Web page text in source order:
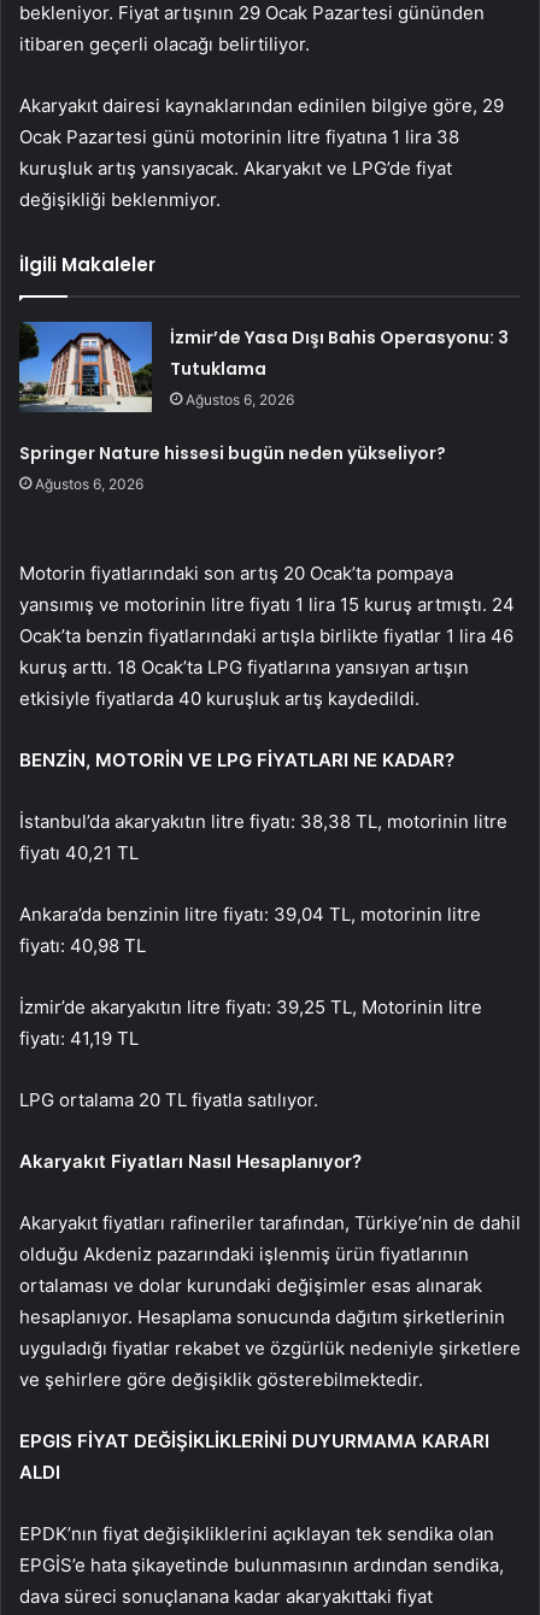
bekleniyor. Fiyat artışının 29 Ocak Pazartesi gününden
itibaren geçerli olacağı belirtiliyor.
Akaryakıt dairesi kaynaklarından edinilen bilgiye göre, 29
Ocak Pazartesi günü motorinin litre fiyatına 1 lira 38
kuruşluk artış yansıyacak. Akaryakıt ve LPG’de fiyat
değişikliği beklenmiyor.
İlgili Makaleler
İzmir’de Yasa Dışı Bahis Operasyonu: 3
Tutuklama
Ağustos 6, 2026
Springer Nature hissesi bugün neden yükseliyor?
Ağustos 6, 2026
Motorin fiyatlarındaki son artış 20 Ocak’ta pompaya
yansımış ve motorinin litre fiyatı 1 lira 15 kuruş artmıştı. 24
Ocak’ta benzin fiyatlarındaki artışla birlikte fiyatlar 1 lira 46
kuruş arttı. 18 Ocak’ta LPG fiyatlarına yansıyan artışın
etkisiyle fiyatlarda 40 kuruşluk artış kaydedildi.
BENZİN, MOTORİN VE LPG FİYATLARI NE KADAR?
İstanbul’da akaryakıtın litre fiyatı: 38,38 TL, motorinin litre
fiyatı 40,21 TL
Ankara’da benzinin litre fiyatı: 39,04 TL, motorinin litre
fiyatı: 40,98 TL
İzmir’de akaryakıtın litre fiyatı: 39,25 TL, Motorinin litre
fiyatı: 41,19 TL
LPG ortalama 20 TL fiyatla satılıyor.
Akaryakıt Fiyatları Nasıl Hesaplanıyor?
Akaryakıt fiyatları rafineriler tarafından, Türkiye’nin de dahil
olduğu Akdeniz pazarındaki işlenmiş ürün fiyatlarının
ortalaması ve dolar kurundaki değişimler esas alınarak
hesaplanıyor. Hesaplama sonucunda dağıtım şirketlerinin
uyguladığı fiyatlar rekabet ve özgürlük nedeniyle şirketlere
ve şehirlere göre değişiklik gösterebilmektedir.
EPGIS FİYAT DEĞİŞİKLİKLERİNİ DUYURMAMA KARARI
ALDI
EPDK’nın fiyat değişikliklerini açıklayan tek sendika olan
EPGİS’e hata şikayetinde bulunmasının ardından sendika,
dava süreci sonuçlanana kadar akaryakıttaki fiyat